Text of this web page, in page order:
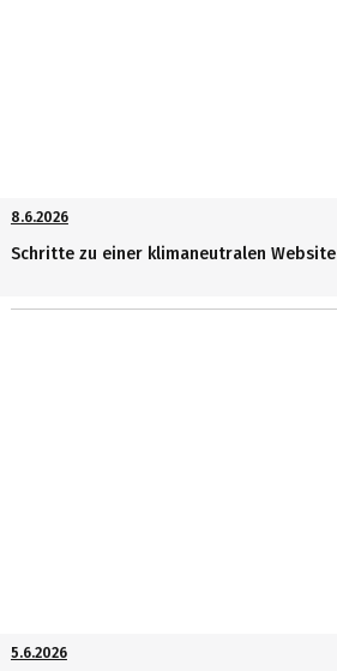
8.6.2026
Schritte zu einer klimaneutralen Website
5.6.2026